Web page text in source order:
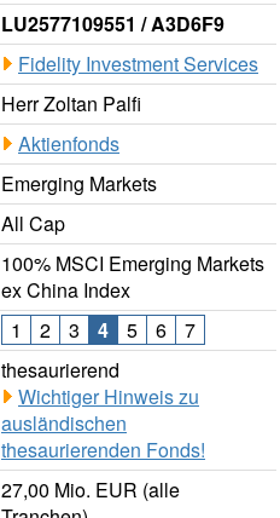
LU2577109551 / A3D6F9
Fidelity Investment Services
Herr Zoltan Palfi
Aktienfonds
Emerging Markets
All Cap
100% MSCI Emerging Markets
ex China Index
1 2 3 4 5 6
7
thesaurierend
Wichtiger Hinweis zu
ausländischen
thesaurierenden Fonds!
27,00 Mio. EUR (alle